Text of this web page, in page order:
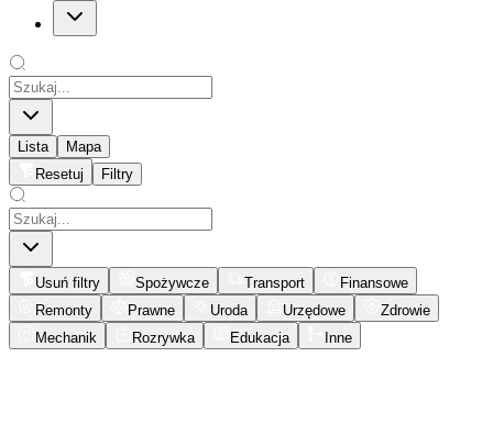
Lista
Mapa
Resetuj
Filtry
Usuń filtry Spożywcze Transport
Finansowe
Remonty
Prawne Uroda Urzędowe
Zdrowie
Mechanik
Rozrywka Edukacja Inne